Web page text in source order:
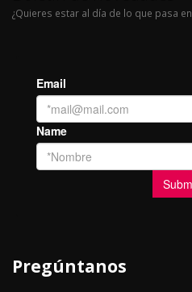
¿Quieres estar al día de lo que pasa en
Pregúntanos